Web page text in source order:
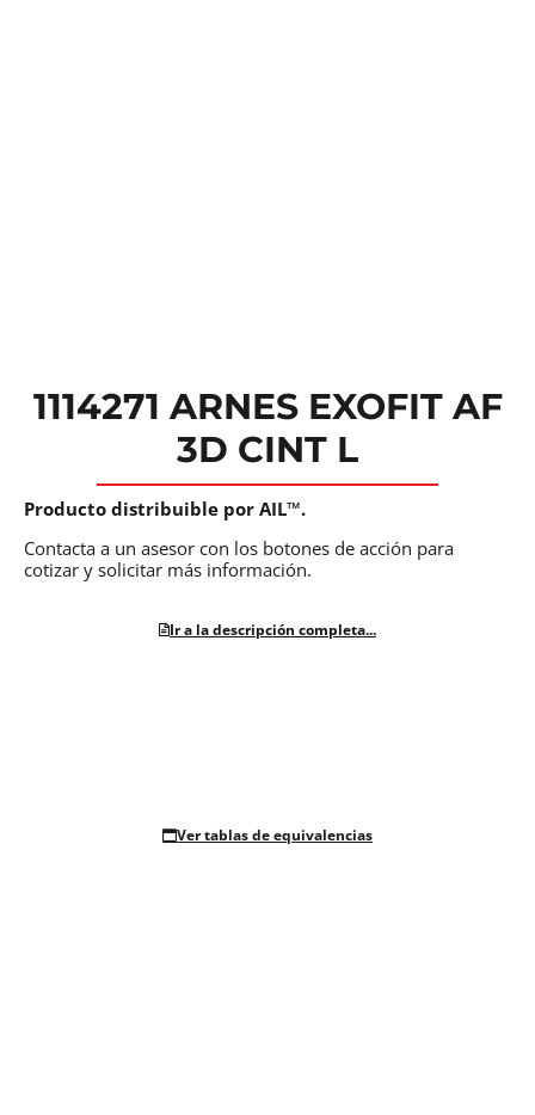
1114271 ARNES EXOFIT AF
3D CINT L
Producto distribuible por AIL™.
Contacta a un asesor con los botones de acción para
cotizar y solicitar más información.
Ir a la descripción completa...
Ver tablas de equivalencias